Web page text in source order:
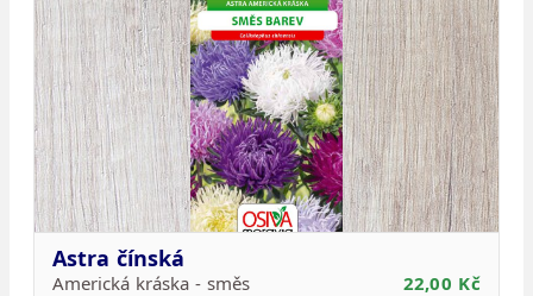
Astra čínská
Americká kráska - směs 22,00 Kč